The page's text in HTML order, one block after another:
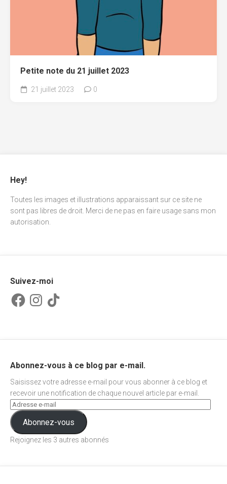
Petite note du 21 juillet 2023
21 juillet 2023 0
Hey!
Toutes les images et illustrations apparaissant sur ce site ne
sont pas libres de droit. Merci de ne pas en faire usage sans mon
autorisation.
Suivez-moi
FacebookInstagram
TikTok
Abonnez-vous à ce blog par e-mail.
Saisissez votre adresse e-mail pour vous abonner à ce blog et
recevoir une notification de chaque nouvel article par e-mail.
Abonnez-vous
Rejoignez les 3 autres abonnés